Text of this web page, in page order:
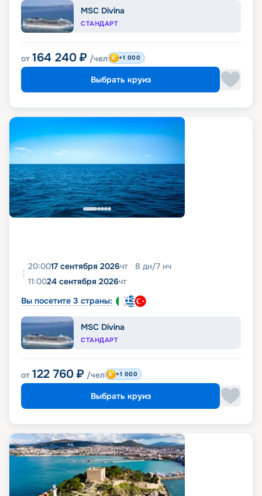
MSC Divina
СТАНДАРТ
от 164 240 ₽ /чел +1 000
Выбрать круиз
20:0017 сентября 2026чт 8 дн/7 нч
11:0024 сентября 2026чт
Вы посетите 3 страны:
MSC Divina
СТАНДАРТ
от 122 760 ₽ /чел +1 000
Выбрать круиз